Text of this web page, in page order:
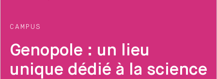
CAMPUS
Genopole : un lieu
unique dédié à la science